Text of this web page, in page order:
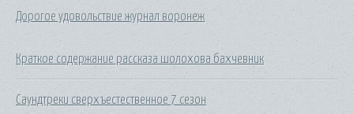
Дорогое удовольствие журнал воронеж
Краткое содержание рассказа шолохова бахчевник
Саундтреки сверхъестественное 7 сезон